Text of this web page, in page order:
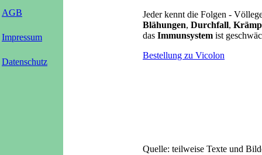
AGB
Impressum
Datenschutz
Jeder kennt die Folgen -
Blähungen, Durchfall,
das Immunsystem ist
Bestellung zu Vicolon
Quelle: teilweise Texte und